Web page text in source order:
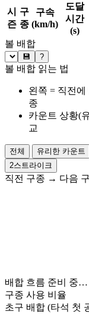
시
즌
구
종
구속
(km/h)
도달
시간
(s)
볼 배합
💾 ?
볼 배합 읽는 법
왼쪽 = 직전
종
카운트 상황(
교
전체 유리한 카운트
2스트라이크
직전 구종 → 다음
배합 흐름 준비 중…
구종 사용 비율
초구 배합 (타석 첫